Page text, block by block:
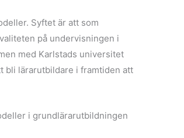
Syftet är att som
på undervisningen i
med Karlstads universitet
bli lärarutbildare i framtiden att
i grundlärarutbildningen